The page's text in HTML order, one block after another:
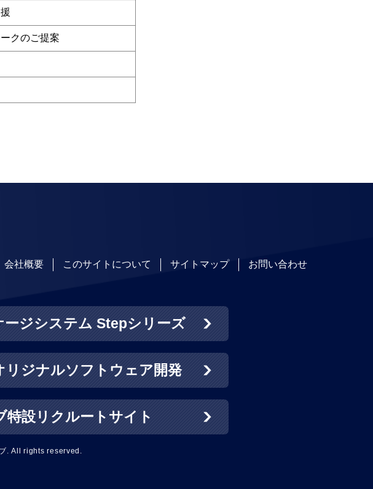
クのご提案
会社概要 このサイトについて サイトマップ お問い合わせ
ージシステム Stepシリーズ
リジナルソフトウェア開発
特設リクルートサイト
. All rights reserved.